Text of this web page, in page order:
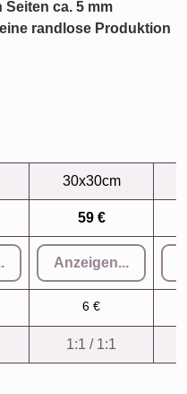
Seiten ca. 5 mm
randlose Produktion
30x30cm
59 €
Anzeigen...
6 €
1:1 / 1:1